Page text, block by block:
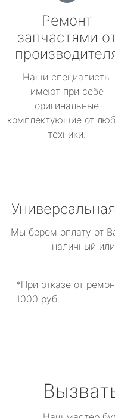
Ремонт
запчастями
Наши специалисты
имеют при себе
оригинальные
комплектующие от
техники.
Мы берем оплату от
наличный
*При отказе от
1000 руб.